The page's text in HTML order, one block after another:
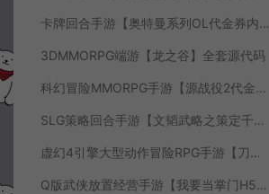
卡牌回合手游【奥特曼系列OL代金券内购闪耀金兔多区版】7月最新整理Linux手工服务端+加解密工具+CDK授权后台+安卓+详细搭建教程+视频教程
3DMMORPG端游【龙之谷】全套源代码
科幻冒险MMORPG手游【源战役2代金券内购开区版】7月最新整理Linux手工服务端+配套源码+多功能管理后台+支付后台+CDK授权后台+安卓+详细搭建教程+视频教程
SLG策略回合手游【文韬武略之策定千军代金券内购版】7月最新整理Linux手工服务端+前后端全套源码+管理后台+CDK授权后台+PC安卓+详细搭建教程+视频教程
虚幻4引擎大型动作冒险RPG手游【刀锋战记2-邪恶回归】7月最新整理Linux手工服务端+全套前后端源码+管理后台+CDK授权后台+PC安卓苹果+详细搭建教程+视频教程
Q版武侠放置经营手游【我要当掌门H5代金券内购版】7月最新整理Linux手工服务端+全套前后端源码+CDK授权后台+H5安卓苹果三端+详细搭建教程+视频教程